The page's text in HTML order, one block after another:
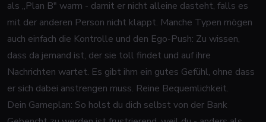
als „Plan B" warm - damit er nicht alleine dasteht, falls es
mit der anderen Person nicht klappt. Manche Typen mögen
auch einfach die Kontrolle und den Ego-Push: Zu wissen,
dass da jemand ist, der sie toll findet und auf ihre
Nachrichten wartet. Es gibt ihm ein gutes Gefühl, ohne dass
er sich dabei anstrengen muss. Reine Bequemlichkeit.
Dein Gameplan: So holst du dich selbst von der Bank